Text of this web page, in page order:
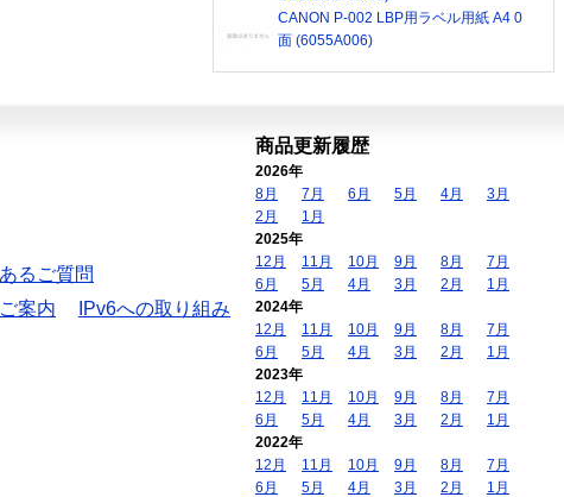
CANON P-002 LBP用ラベル用紙 A4 0
面 (6055A006)
るご質問
案内
IPv6への取り組み
商品更新履歴
2026年
8月
7月 6月 5月 4月
3月
2月
1月
2025年
12月
11月 10月 9月 8月
7月
6月
5月 4月 3月 2月
1月
2024年
12月
11月 10月 9月 8月
7月
6月
5月 4月 3月 2月
1月
2023年
12月
11月 10月 9月 8月
7月
6月
5月 4月 3月 2月
1月
2022年
12月
11月 10月 9月 8月
7月
6月
5月 4月 3月 2月
1月